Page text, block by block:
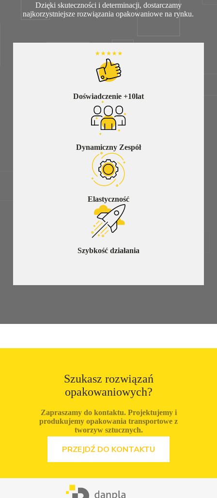
Dzięki skuteczności i determinacji, dostarczamy
najkorzystniejsze rozwiązania opakowaniowe na rynku.
Doświadczenie +10lat
Dynamiczny Zespół
Elastyczność
Szybkość działania
Szukasz rozwiązań
opakowaniowych?
Zapraszamy do kontaktu. Projektujemy i
produkujemy opakowania transportowe z
tworzyw sztucznych.
ZOBACZ OFERTĘ
PRZEJDŹ DO KONTAKTU